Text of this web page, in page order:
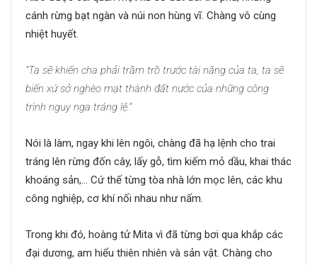
cánh rừng bạt ngàn và núi non hùng vĩ. Chàng vô cùng
nhiệt huyết.
“Ta sẽ khiến cha phải trầm trồ trước tài năng của ta, ta sẽ
biến xứ sở nghèo mạt thành đất nước của những công
trình nguy nga tráng lệ.”
Nói là làm, ngay khi lên ngôi, chàng đã hạ lệnh cho trai
tráng lên rừng đốn cây, lấy gỗ, tìm kiếm mỏ dầu, khai thác
khoáng sản,… Cứ thế từng tòa nhà lớn mọc lên, các khu
công nghiệp, cơ khí nối nhau như nấm.
Trong khi đó, hoàng tử Mita vì đã từng bơi qua khắp các
đại dương, am hiểu thiên nhiên và sản vật. Chàng cho